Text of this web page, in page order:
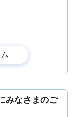
みなさまのご